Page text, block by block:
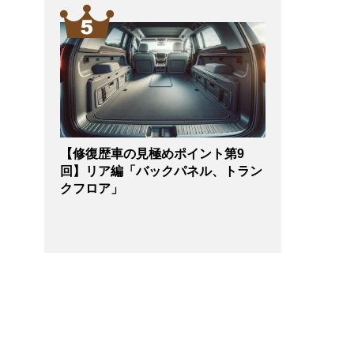
【修復歴車の見極めポイント第9
回】リア編「バックパネル、トラン
クフロア」